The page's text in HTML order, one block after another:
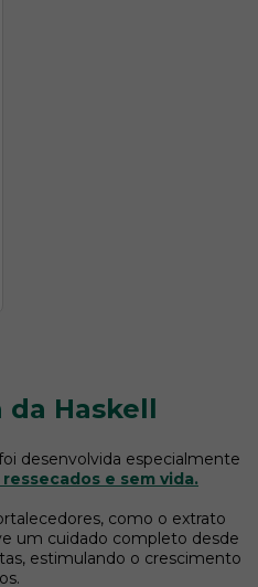
da Haskell
desenvolvida especialmente
e sem vida.
como o extrato
um cuidado completo desde
estimulando o crescimento